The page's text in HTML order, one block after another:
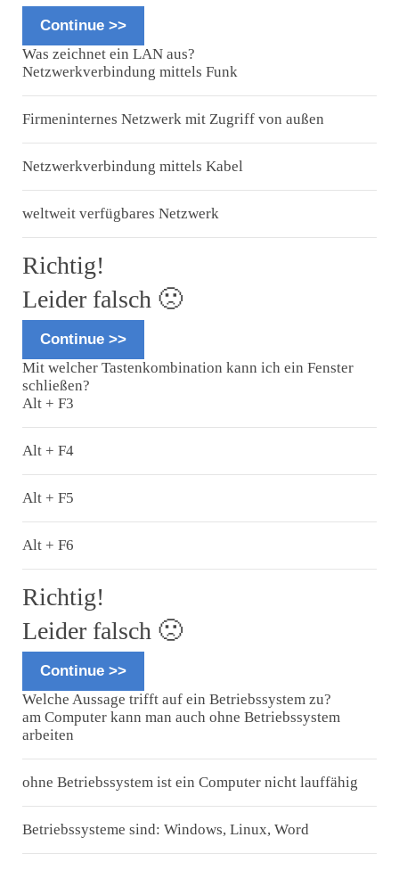
Continue >>
Was zeichnet ein LAN aus?
Netzwerkverbindung mittels Funk
Firmeninternes Netzwerk mit Zugriff von außen
Netzwerkverbindung mittels Kabel
weltweit verfügbares Netzwerk
Richtig!
Leider falsch 🙁
Continue >>
Mit welcher Tastenkombination kann ich ein Fenster
schließen?
Alt + F3
Alt + F4
Alt + F5
Alt + F6
Richtig!
Leider falsch 🙁
Continue >>
Welche Aussage trifft auf ein Betriebssystem zu?
am Computer kann man auch ohne Betriebssystem
arbeiten
ohne Betriebssystem ist ein Computer nicht lauffähig
Betriebssysteme sind: Windows, Linux, Word